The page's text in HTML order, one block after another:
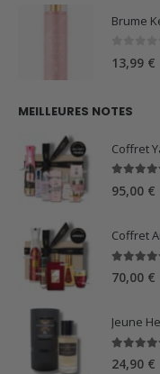
Brume
13,99 €
MEILLEURES NOTES
Coffret
95,00 €
Coffret
70,00 €
Jeune
24,90 €